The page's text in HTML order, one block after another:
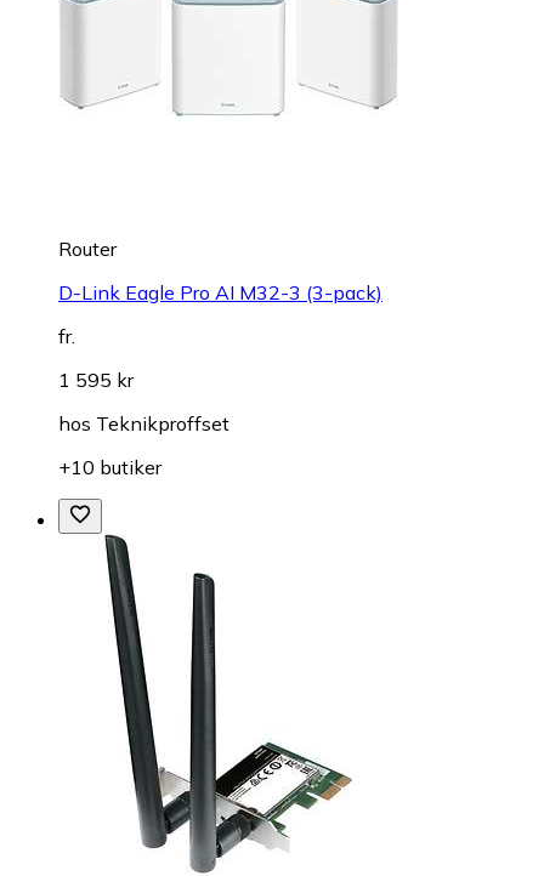
Router
D-Link Eagle Pro AI M32-3 (3-pack)
fr.
1 595 kr
hos Teknikproffset
+10 butiker